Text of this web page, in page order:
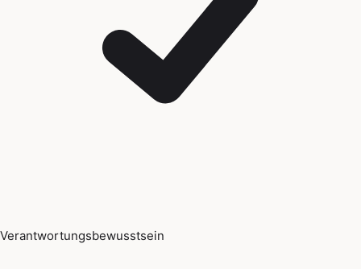
Verantwortungsbewusstsein